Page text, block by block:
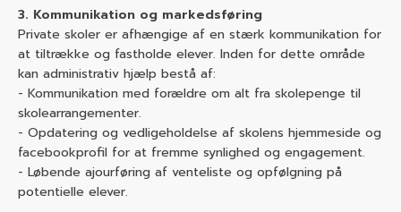
3. Kommunikation og markedsføring
Private skoler er afhængige af en stærk kommunikation for
at tiltrække og fastholde elever. Inden for dette område
kan administrativ hjælp bestå af:
- Kommunikation med forældre om alt fra skolepenge til
skolearrangementer.
- Opdatering og vedligeholdelse af skolens hjemmeside og
facebookprofil for at fremme synlighed og engagement.
- Løbende ajourføring af venteliste og opfølgning på
potentielle elever.